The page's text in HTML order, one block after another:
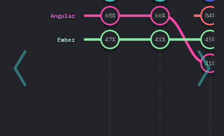
Angular
Ember
68% 66%
41%
84%
47% 41% 45%